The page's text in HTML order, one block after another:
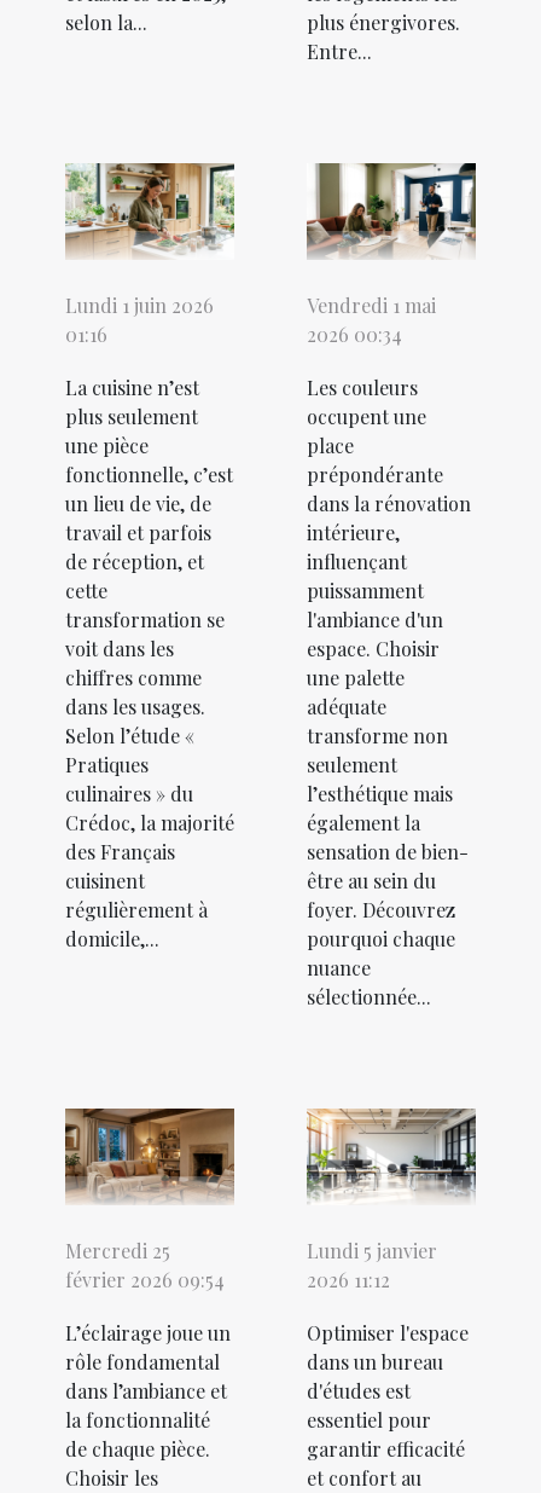
selon la...
plus énergivores.
Entre...
Lundi 1 juin 2026
01:16
La cuisine n’est
plus seulement
une pièce
fonctionnelle, c’est
un lieu de vie, de
travail et parfois
de réception, et
cette
transformation se
voit dans les
chiffres comme
dans les usages.
Selon l’étude «
Pratiques
culinaires » du
Crédoc, la majorité
des Français
cuisinent
régulièrement à
domicile,...
Vendredi 1 mai
2026 00:34
Les couleurs
occupent une
place
prépondérante
dans la rénovation
intérieure,
influençant
puissamment
l'ambiance d'un
espace. Choisir
une palette
adéquate
transforme non
seulement
l’esthétique mais
également la
sensation de bien-
être au sein du
foyer. Découvrez
pourquoi chaque
nuance
sélectionnée...
Mercredi 25
février 2026 09:54
L’éclairage joue un
rôle fondamental
dans l’ambiance et
la fonctionnalité
de chaque pièce.
Choisir les
Lundi 5 janvier
2026 11:12
Optimiser l'espace
dans un bureau
d'études est
essentiel pour
garantir efficacité
et confort au